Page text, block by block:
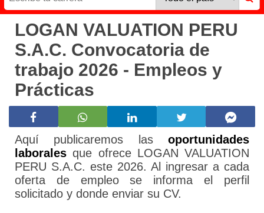
LOGAN VALUATION PERU
S.A.C. Convocatoria de
trabajo 2026 - Empleos y
Prácticas
Aquí publicaremos las oportunidades
laborales que ofrece LOGAN VALUATION
PERU S.A.C. este 2026. Al ingresar a cada
oferta de empleo se informa el perfil
solicitado y donde enviar su CV.